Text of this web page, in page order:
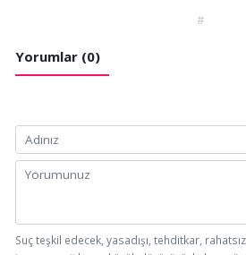
#
Yorumlar (0)
Suç teşkil edecek, yasadışı, tehditkar,